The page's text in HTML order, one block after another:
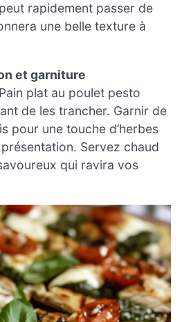
rapidement passer de
une belle texture à
et garniture
plat au poulet pesto
de les trancher. Garnir de
pour une touche d’herbes
Servez chaud
qui ravira vos